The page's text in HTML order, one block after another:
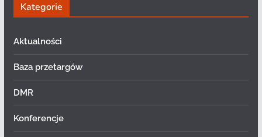
Kategorie
Aktualności
Baza przetargów
DMR
Konferencje